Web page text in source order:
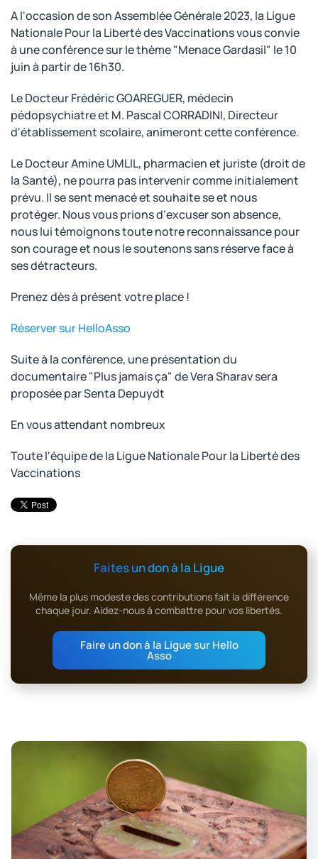
A l'occasion de son Assemblée Générale 2023, la Ligue
Nationale Pour la Liberté des Vaccinations vous convie
à une conférence sur le thème "Menace Gardasil" le 10
juin à partir de 16h30.
Le Docteur Frédéric GOAREGUER, médecin
pédopsychiatre et M. Pascal CORRADINI, Directeur
d'établissement scolaire, animeront cette conférence.
Le Docteur Amine UMLIL, pharmacien et juriste (droit de
la Santé), ne pourra pas intervenir comme initialement
prévu. Il se sent menacé et souhaite se et nous
protéger. Nous vous prions d'excuser son absence,
nous lui témoignons toute notre reconnaissance pour
son courage et nous le soutenons sans réserve face à
ses détracteurs.
Prenez dès à présent votre place !
Réserver sur HelloAsso
Suite à la conférence, une présentation du
documentaire "Plus jamais ça" de Vera Sharav sera
proposée par Senta Depuydt
En vous attendant nombreux
Toute l'équipe de la Ligue Nationale Pour la Liberté des
Vaccinations
Faites un don à la Ligue
Même la plus modeste des contributions fait la différence
chaque jour. Aidez-nous à combattre pour vos libertés.
Faire un don à la Ligue sur Hello
Asso